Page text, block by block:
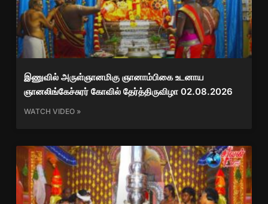
இணுவில் அருள்ஞானமிகு ஞானாம்பிகை உடனாய
ஞானலிங்கேச்சுரர் கோவில் தேர்த்திருவிழா 02.08.2026
WATCH VIDEO »